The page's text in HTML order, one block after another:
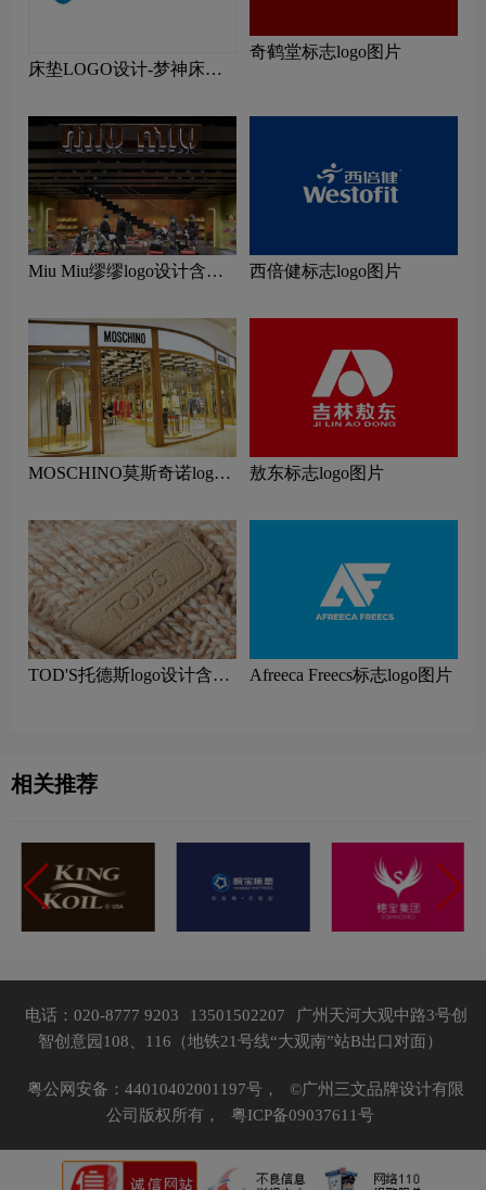
床垫LOGO设计-梦神床垫
奇鹤堂标志logo图片
Miu Miu缪缪logo设计含义
西倍健标志logo图片
MOSCHINO莫斯奇诺logo
念
敖东标志logo图片
TOD'S托德斯logo设计含义
Afreeca Freecs标志logo图片
相关推荐
电话：020-8777 9203 13501502207
广州天河大观中路3号创
智创意园108、116（地铁21号线“大观南”站B出口对面）
粤公网安备：44010402001197号，
©广州三文品牌设计有限
公司版权所有，
粤ICP备09037611号